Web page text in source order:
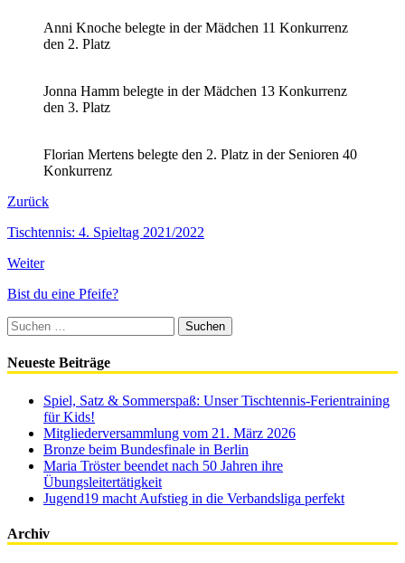
Anni Knoche belegte in der Mädchen 11 Konkurrenz
den 2. Platz
Jonna Hamm belegte in der Mädchen 13 Konkurrenz
den 3. Platz
Florian Mertens belegte den 2. Platz in der Senioren 40
Konkurrenz
Zurück
Tischtennis: 4. Spieltag 2021/2022
Weiter
Bist du eine Pfeife?
Suchen
nach:
Neueste Beiträge
Spiel, Satz & Sommerspaß: Unser Tischtennis-Ferientraining
für Kids!
Mitgliederversammlung vom 21. März 2026
Bronze beim Bundesfinale in Berlin
Maria Tröster beendet nach 50 Jahren ihre
Übungsleitertätigkeit
Jugend19 macht Aufstieg in die Verbandsliga perfekt
Archiv